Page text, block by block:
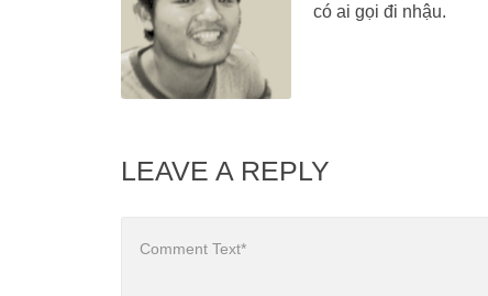
có ai gọi đi nhậu.
LEAVE A REPLY